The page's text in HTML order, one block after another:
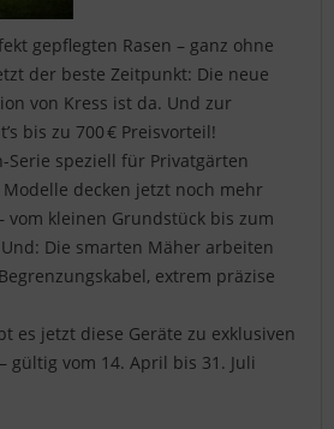
gepflegten Rasen – ganz ohne
der beste Zeitpunkt: Die neue
von Kress ist da. Und zur
bis zu 700 € Preisvorteil!
Serie speziell für Privatgärten
decken jetzt noch mehr
vom kleinen Grundstück bis zum
Die smarten Mäher arbeiten
extrem präzise
es jetzt diese Geräte zu exklusiven
gültig vom 14. April bis 31. Juli